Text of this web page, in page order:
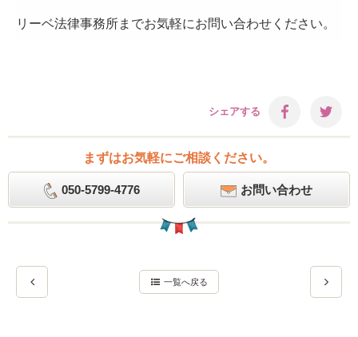
リーベ法律事務所までお気軽にお問い合わせください。
シェアする
まずはお気軽にご相談ください。
050-5799-4776 お問い合わせ
一覧へ戻る